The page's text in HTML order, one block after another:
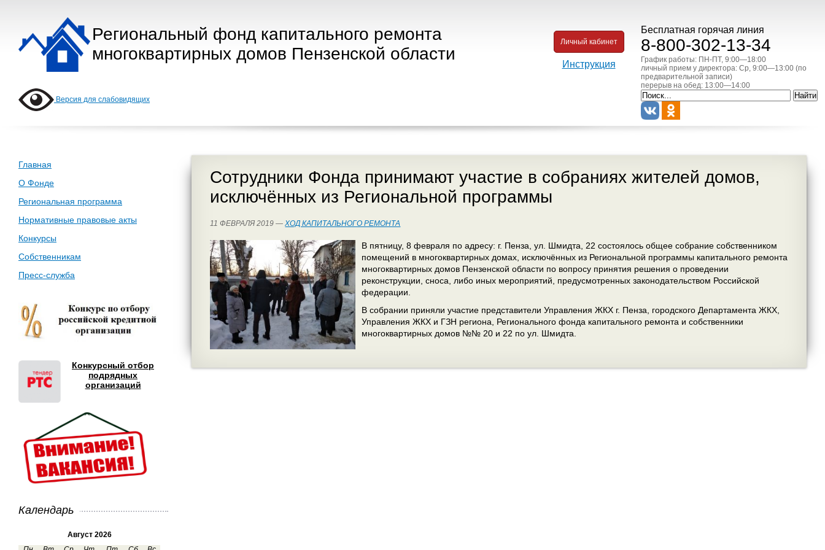
Региональный фонд капитального ремонта
многоквартирных домов Пензенской области
Бесплатная горячая линия
8-800-302-13-34
График работы: ПН-ПТ, 9:00—18:00
личный прием у директора: Ср, 9:00—13:00 (по
предварительной записи)
перерыв на обед: 13:00—14:00
Личный кабинет
Инструкция
Версия для слабовидящих
Главная
О Фонде
Региональная программа
Нормативные правовые акты
Конкурсы
Собственникам
Пресс-служба
Конкурсный отбор
подрядных
организаций
Календарь
Август 2026
Сотрудники Фонда принимают участие в собраниях жителей домов,
исключённых из Региональной программы
11 ФЕВРАЛЯ 2019 —ХОД КАПИТАЛЬНОГО РЕМОНТА
В пятницу, 8 февраля по адресу: г. Пенза, ул. Шмидта, 22 состоялось общее собрание собственником
помещений в многоквартирных домах, исключённых из Региональной программы капитального ремонта
многоквартирных домов Пензенской области по вопросу принятия решения о проведении
реконструкции, сноса, либо иных мероприятий, предусмотренных законодательством Российской
федерации.
В собрании приняли участие представители Управления ЖКХ г. Пенза, городского Департамента ЖКХ,
Управления ЖКХ и ГЗН региона, Регионального фонда капитального ремонта и собственники
многоквартирных домов №№ 20 и 22 по ул. Шмидта.